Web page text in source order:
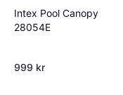
Intex Pool Canopy
28054E
999 kr